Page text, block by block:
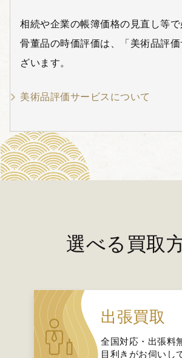
相続や企業の帳簿価格の見直し等で
骨董品の時価評価は、「美術品評
ざいます。
美術品評価サービスについて
選べる買取
出張買取
全国対応・出張料
目利きがお伺いし